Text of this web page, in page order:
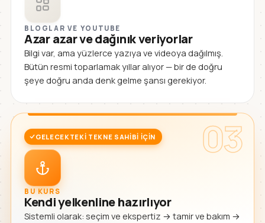
BLOGLAR VE YOUTUBE
Azar azar ve dağınık veriyorlar
Bilgi var, ama yüzlerce yazıya ve videoya dağılmış.
Bütün resmi toparlamak yıllar alıyor — bir de doğru
şeye doğru anda denk gelme şansı gerekiyor.
03
GELECEKTEKI TEKNE SAHIBI IÇIN
BU KURS
Kendi yelkenline hazırlıyor
Sistemli olarak: seçim ve ekspertiz → tamir ve bakım →